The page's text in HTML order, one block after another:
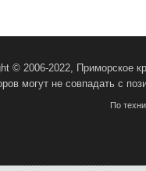
© 2006-2022, Приморское
могут не совпадать с
По